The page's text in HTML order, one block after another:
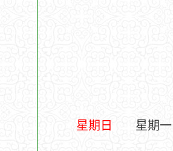
星期日 星期一